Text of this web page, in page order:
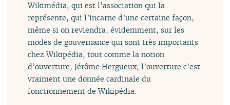
Wikimédia, qui est l’association qui la
représente, qui l’incarne d’une certaine façon,
même si on reviendra, évidemment, sur les
modes de gouvernance qui sont très importants
chez Wikipédia, tout comme la notion
d’ouverture, Jérôme Hergueux, l’ouverture c’est
vraiment une donnée cardinale du
fonctionnement de Wikipédia.